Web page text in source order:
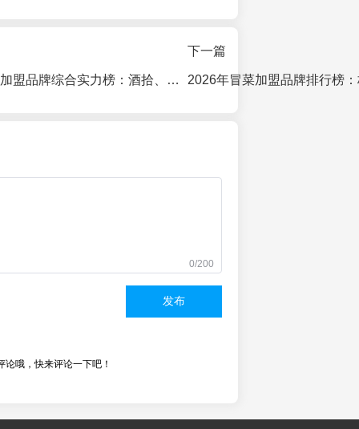
2026年川式烤肉加盟品牌综合实力榜：酒拾、小猪查理、李仙来、炊牛谁领风骚？
下一篇
0/200
发布
论哦，快来评论一下吧！